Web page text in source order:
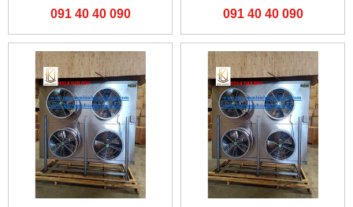
091 40 40 090 091 40 40 090